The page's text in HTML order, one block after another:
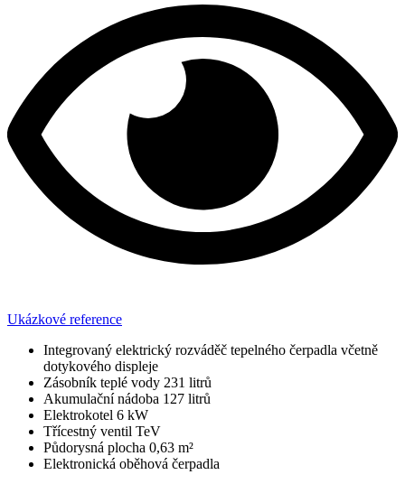
Ukázkové reference
Integrovaný elektrický rozváděč tepelného čerpadla včetně
dotykového displeje
Zásobník teplé vody 231 litrů
Akumulační nádoba 127 litrů
Elektrokotel 6 kW
Třícestný ventil TeV
Půdorysná plocha 0,63 m²
Elektronická oběhová čerpadla